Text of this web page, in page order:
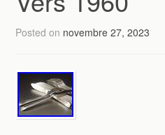
Posted on novembre 27, 2023